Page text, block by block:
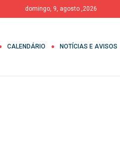
domingo, 9, agosto ,2026
CALENDÁRIO NOTÍCIAS E AVISOS